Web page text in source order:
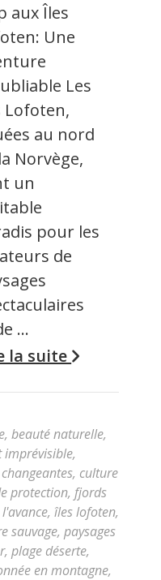
aux Îles
Une
Les
Lofoten,
au nord
Norvège,
un
pour les
de
…
la suite
, beauté naturelle,
imprévisible,
, culture
protection, fjords
, îles lofoten,
sauvage, paysages
, plage déserte,
en montagne,